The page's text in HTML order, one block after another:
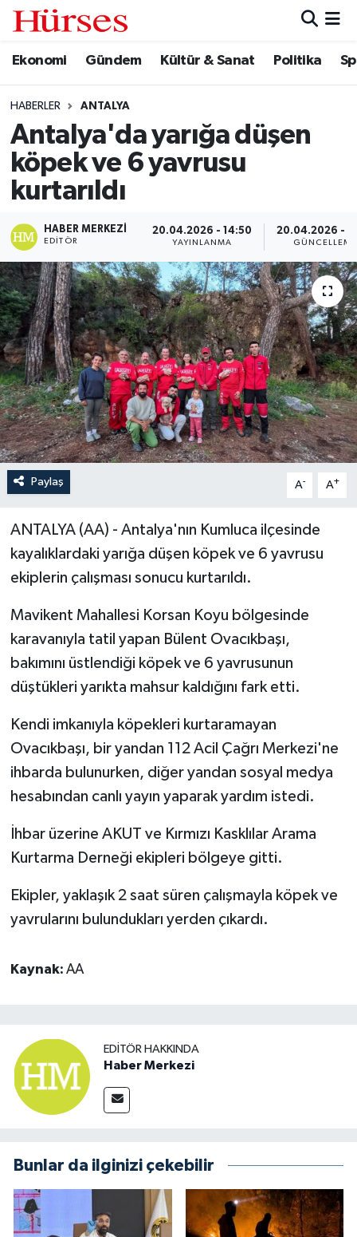
Ekonomi Gündem Kültür & Sanat Politika
HABERLER ANTALYA
Antalya'da yarığa düşen
köpek ve 6 yavrusu
kurtarıldı
HABER MERKEZI
EDITÖR
20.04.2026 - 14:50
YAYINLANMA
20.04.2026 -
GÜNCELLEME
Paylaş A- A+
ANTALYA (AA) - Antalya'nın Kumluca ilçesinde
kayalıklardaki yarığa düşen köpek ve 6 yavrusu
ekiplerin çalışması sonucu kurtarıldı.
Mavikent Mahallesi Korsan Koyu bölgesinde
karavanıyla tatil yapan Bülent Ovacıkbaşı,
bakımını üstlendiği köpek ve 6 yavrusunun
düştükleri yarıkta mahsur kaldığını fark etti.
Kendi imkanıyla köpekleri kurtaramayan
Ovacıkbaşı, bir yandan 112 Acil Çağrı Merkezi'ne
ihbarda bulunurken, diğer yandan sosyal medya
hesabından canlı yayın yaparak yardım istedi.
İhbar üzerine AKUT ve Kırmızı Kasklılar Arama
Kurtarma Derneği ekipleri bölgeye gitti.
Ekipler, yaklaşık 2 saat süren çalışmayla köpek ve
yavrularını bulundukları yerden çıkardı.
Kaynak: AA
EDITÖR HAKKINDA
Haber Merkezi
Bunlar da ilginizi çekebilir
Ekonomi
Gündem
Kültür & Sanat
Politika
Spor
Turizm
Hava Durumu
Trafik Durumu
Süper Lig Puan Durumu ve Fikstür
Tüm Manşetler
Son Dakika Haberleri
Haber Arşivi